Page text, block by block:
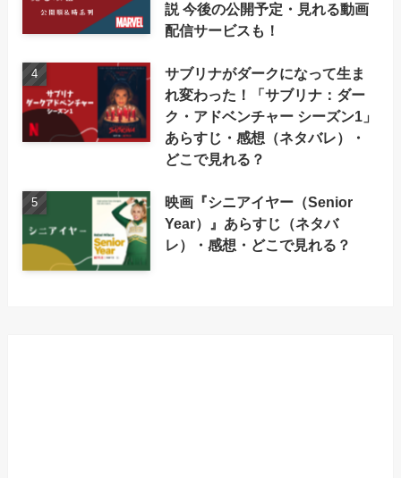
説 今後の公開予定・見れる動画
配信サービスも！
サブリナがダークになって生ま
れ変わった！「サブリナ：ダー
ク・アドベンチャー シーズン1」
あらすじ・感想（ネタバレ）・
どこで見れる？
映画『シニアイヤー（Senior
Year）』あらすじ（ネタバ
レ）・感想・どこで見れる？